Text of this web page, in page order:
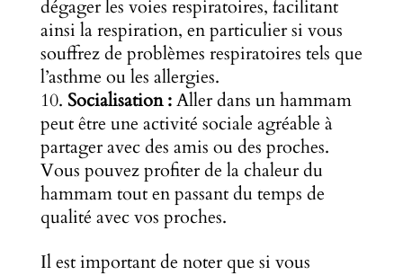
dégager les voies respiratoires, facilitant
ainsi la respiration, en particulier si vous
souffrez de problèmes respiratoires tels que
l’asthme ou les allergies.
Socialisation :Aller dans un hammam
peut être une activité sociale agréable à
partager avec des amis ou des proches.
Vous pouvez profiter de la chaleur du
hammam tout en passant du temps de
qualité avec vos proches.
Il est important de noter que si vous